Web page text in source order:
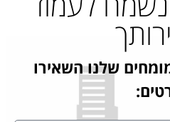
שלנו השאירו